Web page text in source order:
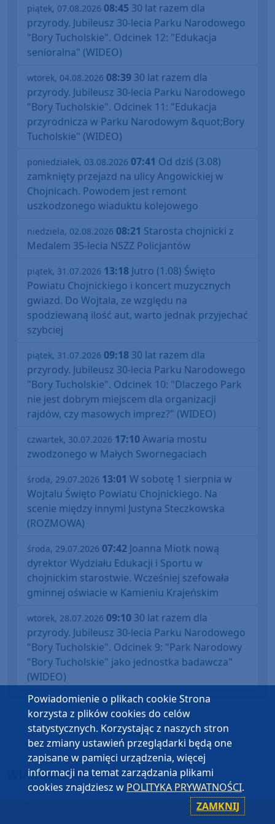
piątek, 07.08.2026 08:45 30 lat razem dla
przyrody. Jubileusz 30-lecia Parku Narodowego
"Bory Tucholskie". Odcinek 12: "Edukacja
senioralna" (WIDEO)
wtorek, 04.08.2026 08:39 30 lat razem dla
przyrody. Jubileusz 30-lecia Parku Narodowego
"Bory Tucholskie". Odcinek 11: "Edukacja
przyrodnicza w Parku Narodowym &quot;Bory
Tucholskie" (WIDEO)
poniedziałek, 03.08.2026 07:41 Od dziś (3.08)
zamknięty przejazd na ulicy Angowickiej w
Chojnicach. Powodem jest remont
uszkodzonego wiaduktu kolejowego
niedziela, 02.08.2026 08:21 Starosta chojnicki z
Medalem 35-lecia NSZZ Policjantów
piątek, 31.07.2026 13:18 Jutro (1.08) Święto
Powiatu Chojnickiego i koncert muzycznych
gwiazd. Do Wojtala, ze względu na
spodziewaną ilość aut, warto jednak przyjechać
szybciej
piątek, 31.07.2026 09:18 30 lat razem dla
przyrody. Jubileusz 30-lecia Parku Narodowego
"Bory Tucholskie". Odcinek 10: "Dlaczego Park
nie jest dobrym miejscem dla organizacji
rajdów, czy masowych imprez?" (WIDEO)
czwartek, 30.07.2026 17:10Awaria mostu
zwodzonego w Małych Swornegaciach
środa, 29.07.2026 13:01 W sobotę 1 sierpnia w
Wojtalu Święto Powiatu Chojnickiego. Na
scenie między innymi Justyna Steczkowska
(ROZMOWA)
środa, 29.07.2026 07:42 Joanna Miotk nową
dyrektor Wydziału Edukacji i Sportu w
chojnickim starostwie. Wcześniej szefowała
gminnej oświacie w Kamieniu Krajeńskim
wtorek, 28.07.2026 09:10 30 lat razem dla
przyrody. Jubileusz 30-lecia Parku Narodowego
"Bory Tucholskie". Odcinek 9: "Park Narodowy
"Bory Tucholskie" jako jednostka badawcza"
(WIDEO)
WIADOMOŚCI
Powiadomienie o plikach cookie Strona
korzysta z plików cookies do celów
statystycznych. Korzystając z naszych stron
bez zmiany ustawień przeglądarki będą one
zapisane w pamięci urządzenia, więcej
informacji na temat zarządzania plikami
cookies znajdziesz w POLITYKA PRYWATNOŚCI.
ZAMKNIJ